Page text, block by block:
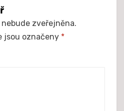
zveřejněna.
jsou označeny *